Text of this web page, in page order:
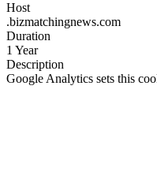
Host
.bizmatchingnews.com
Duration
1 Year
Description
Google Analytics sets this